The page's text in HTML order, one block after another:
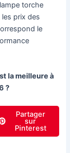
torche
prix des
le
la meilleure à
?
Partager
sur
Pinterest